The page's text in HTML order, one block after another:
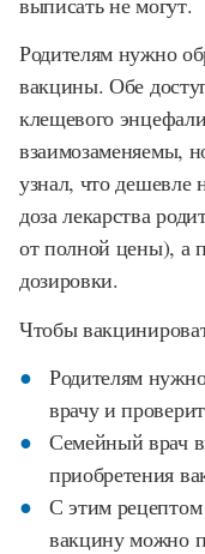
Родителям нужно
вакцины. Обе
клещевого
взаимозаменяемы,
узнал, что дешевле
доза лекарства
от полной цены), а
дозировки.
Чтобы
Родителям
врачу и
Семейный врач
приобретения
С этим
вакцину можно